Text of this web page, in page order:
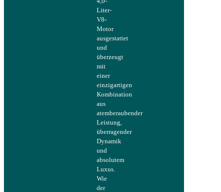
Liter-
V8-
Motor
ausgestattet
und
überzeugt
mit
einer
einzigartigen
Kombination
aus
atemberaubender
Leistung,
überragender
Dynamik
und
absolutem
Luxus.
Wie
der